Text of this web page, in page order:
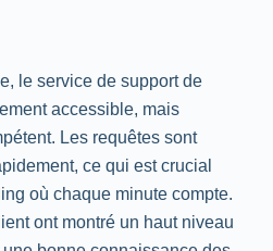
le service de support de
accessible, mais
Les requêtes sont
ce qui est crucial
où chaque minute compte.
ont montré un haut niveau